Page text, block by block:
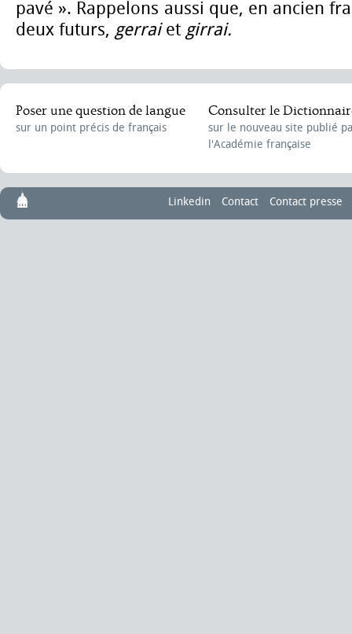
pavé ». Rappelons aussi que, en ancien
deux futurs, gerraiet girrai.
Poser une question de langue
sur un point précis de français
Consulter le
sur le nouveau site publié
l'Académie française
Linkedin Contact Contact presse